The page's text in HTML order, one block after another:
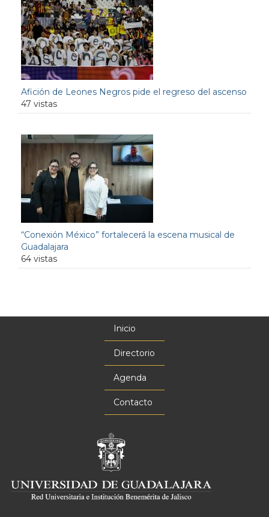
Afición de Leones Negros pide el regreso del ascenso
47 vistas
“Conexión México” fortalecerá la escena musical de
Guadalajara
64 vistas
Inicio
Directorio
Agenda
Contacto